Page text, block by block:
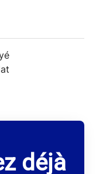
déjà